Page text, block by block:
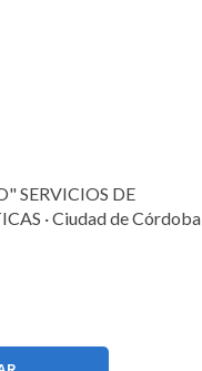
SERVICIOS DE
· Ciudad de Córdoba